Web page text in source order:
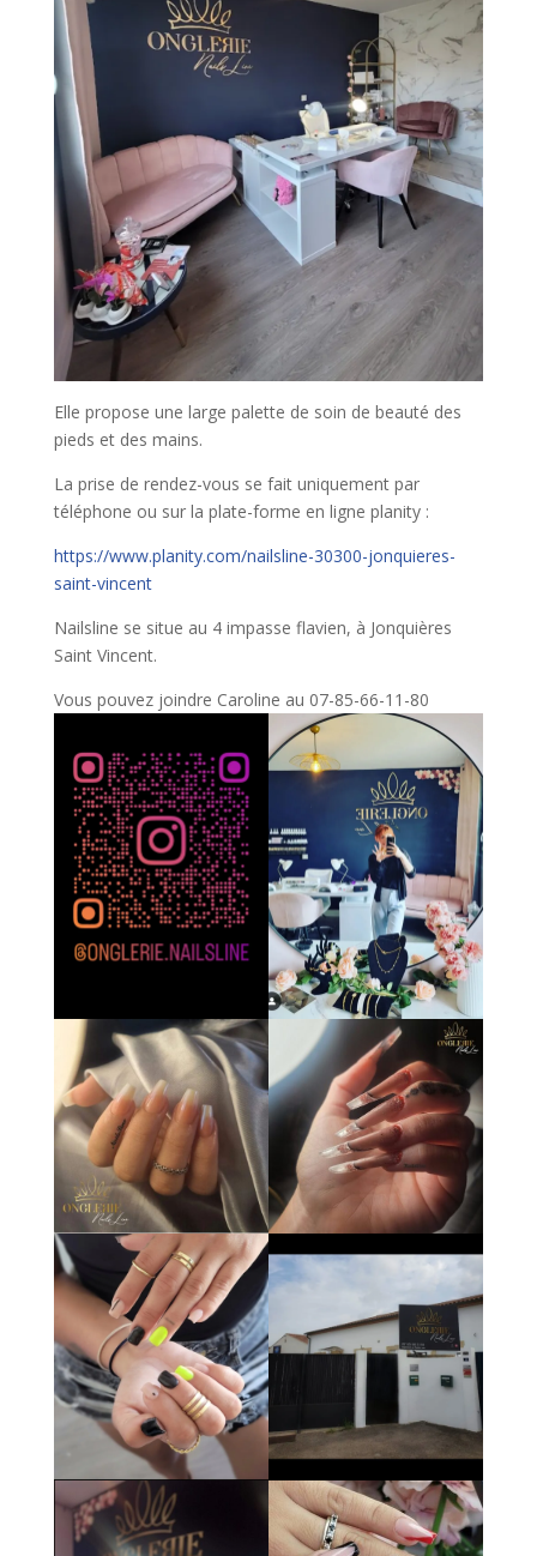
Elle propose une large palette de soin de beauté des
pieds et des mains.
La prise de rendez-vous se fait uniquement par
téléphone ou sur la plate-forme en ligne planity :
https://www.planity.com/nailsline-30300-jonquieres-
saint-vincent
Nailsline se situe au 4 impasse flavien, à Jonquières
Saint Vincent.
Vous pouvez joindre Caroline au 07-85-66-11-80